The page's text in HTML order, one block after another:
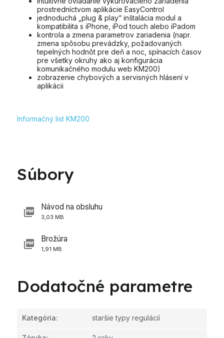
prostredníctvom aplikácie EasyControl
jednoduchá „plug & play“ inštalácia modul a
kompatibilita s iPhone, iPod touch alebo iPadom
kontrola a zmena parametrov zariadenia (napr.
zmena spôsobu prevádzky, požadovaných
tepelných hodnôt pre deň a noc, spínacích časov
pre všetky okruhy ako aj konfigurácia
komunikačného modulu web KM200)
zobrazenie chybových a servisných hlásení v
aplikácii
Informačný list KM200
Súbory
Návod na obsluhu
3,03 MB
Brožúra
1,91 MB
Dodatočné parametre
Kategória: staršie typy regulácií